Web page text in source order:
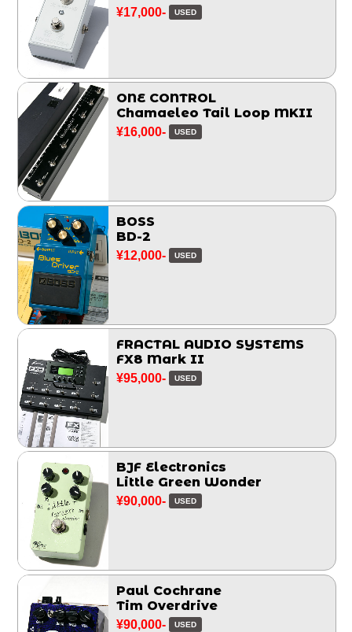
¥17,000- USED
ONE CONTROL
Chamaeleo Tail Loop MKII
¥16,000- USED
BOSS
BD-2
¥12,000- USED
FRACTAL AUDIO SYSTEMS
FX8 Mark II
¥95,000- USED
BJF Electronics
Little Green Wonder
¥90,000- USED
Paul Cochrane
Tim Overdrive
¥90,000- USED